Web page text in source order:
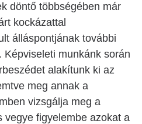
döntő többségében már
kockázattal
álláspontjának további
Képviseleti munkánk során
alakítunk ki az
meg annak a
vizsgálja meg a
vegye figyelembe azokat a